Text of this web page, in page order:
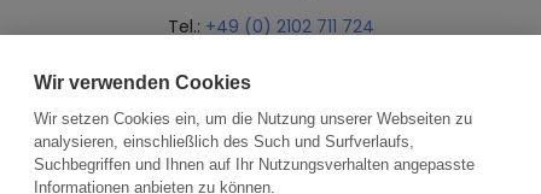
Tel.: +49 (0) 2102 711 724
Datenschutz Impressum Über uns
Wir verwenden Cookies
Wir setzen Cookies ein, um die Nutzung unserer Webseiten zu
analysieren, einschließlich des Such und Surfverlaufs,
Suchbegriffen und Ihnen auf Ihr Nutzungsverhalten angepasste
Informationen anbieten zu können.